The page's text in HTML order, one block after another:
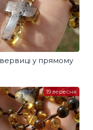
у прямому
19 вересня